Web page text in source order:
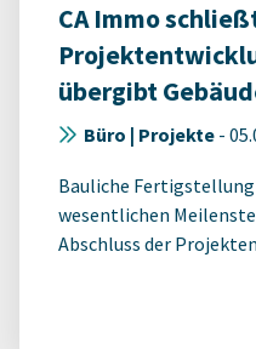
CA Immo
übergibt
Büro | Projekte -
Bauliche
wesentlichen
Abschluss der